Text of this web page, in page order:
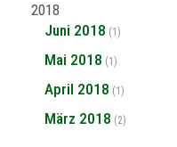
2018
Juni 2018 (1)
Mai 2018 (1)
April 2018 (1)
März 2018 (2)